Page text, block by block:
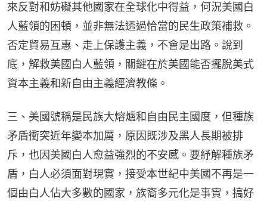
來反對和妨礙其他國家在全球化中得益，何況美國白
人藍領的困頓，並非無法透過恰當的民生政策補救。
否定貿易互惠、走上保護主義，不會是出路。說到
底，解救美國白人藍領，關鍵在於美國能否擺脫美式
資本主義和新自由主義經濟教條。
三、美國號稱是民族大熔爐和自由民主國度，但種族
矛盾衝突近年變本加厲，原因既涉及黑人長期被排
斥，也因美國白人愈益強烈的不安感。要紓解種族矛
盾，白人必須面對現實，接受本世紀中美國不再是一
個由白人佔大多數的國家，族裔多元化是事實，搞好